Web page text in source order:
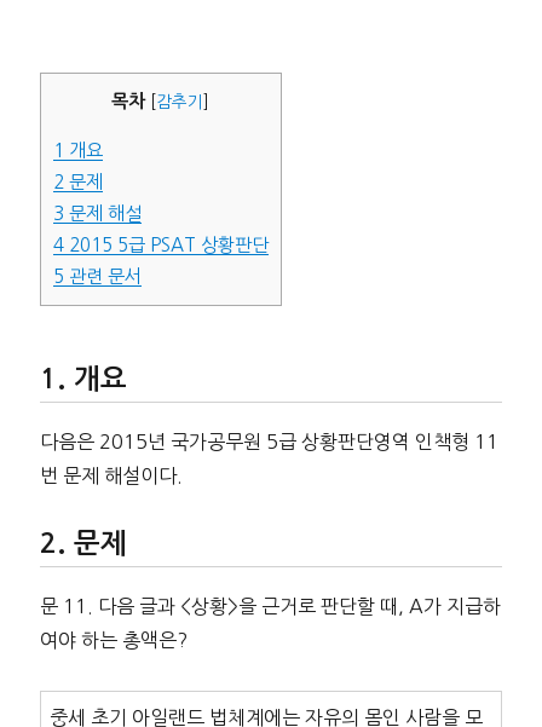
목차 감추기
1 개요
2 문제
3 문제 해설
42015 5급 PSAT 상황판단
5 관련 문서
개요
다음은 2015년 국가공무원 5급 상황판단영역 인책형 11
번 문제 해설이다.
문제
문 11. 다음 글과 <상황>을 근거로 판단할 때, A가 지급하
여야 하는 총액은?
중세 초기 아일랜드 법체계에는 자유의 몸인 사람을 모